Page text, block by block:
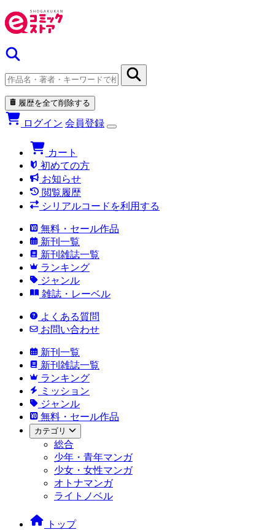
履歴を全て削除する
ログイン 会員登録
カート
初めての方
お知らせ
閲覧履歴
シリアルコードを利用する
無料・セール作品
新刊一覧
新刊雑誌一覧
ランキング
ジャンル
雑誌・レーベル
よくある質問
お問い合わせ
新刊一覧
新刊雑誌一覧
ランキング
ミッション
ジャンル
無料・セール作品
カテゴリ
総合
少年・青年マンガ
少女・女性マンガ
オトナマンガ
ライトノベル
トップ